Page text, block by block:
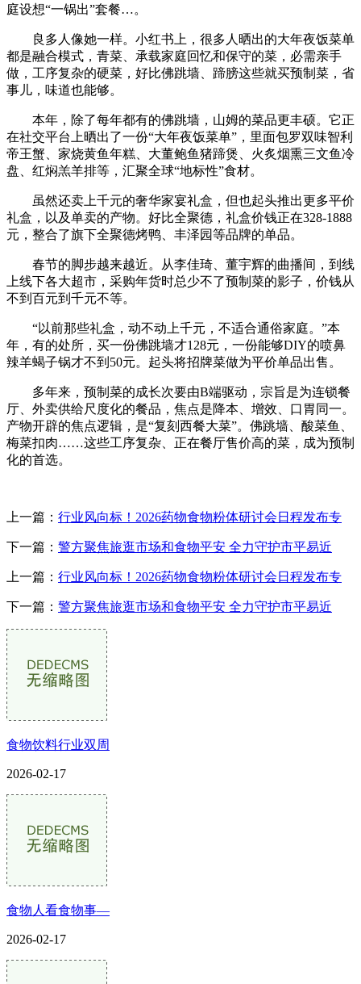
庭设想“一锅出”套餐…。
良多人像她一样。小红书上，很多人晒出的大年夜饭菜单
都是融合模式，青菜、承载家庭回忆和保守的菜，必需亲手
做，工序复杂的硬菜，好比佛跳墙、蹄膀这些就买预制菜，省
事儿，味道也能够。
本年，除了每年都有的佛跳墙，山姆的菜品更丰硕。它正
在社交平台上晒出了一份“大年夜饭菜单”，里面包罗双味智利
帝王蟹、家烧黄鱼年糕、大董鲍鱼猪蹄煲、火炙烟熏三文鱼冷
盘、红焖羔羊排等，汇聚全球“地标性”食材。
虽然还卖上千元的奢华家宴礼盒，但也起头推出更多平价
礼盒，以及单卖的产物。好比全聚德，礼盒价钱正在328-1888
元，整合了旗下全聚德烤鸭、丰泽园等品牌的单品。
春节的脚步越来越近。从李佳琦、董宇辉的曲播间，到线
上线下各大超市，采购年货时总少不了预制菜的影子，价钱从
不到百元到千元不等。
“以前那些礼盒，动不动上千元，不适合通俗家庭。”本
年，有的处所，买一份佛跳墙才128元，一份能够DIY的喷鼻
辣羊蝎子锅才不到50元。起头将招牌菜做为平价单品出售。
多年来，预制菜的成长次要由B端驱动，宗旨是为连锁餐
厅、外卖供给尺度化的餐品，焦点是降本、增效、口胃同一。
产物开辟的焦点逻辑，是“复刻西餐大菜”。佛跳墙、酸菜鱼、
梅菜扣肉……这些工序复杂、正在餐厅售价高的菜，成为预制
化的首选。
上一篇： 行业风向标！2026药物食物粉体研讨会日程发布专
下一篇： 警方聚焦旅逛市场和食物平安 全力守护市平易近
上一篇： 行业风向标！2026药物食物粉体研讨会日程发布专
下一篇： 警方聚焦旅逛市场和食物平安 全力守护市平易近
食物饮料行业双周
2026-02-17
食物人看食物事—
2026-02-17